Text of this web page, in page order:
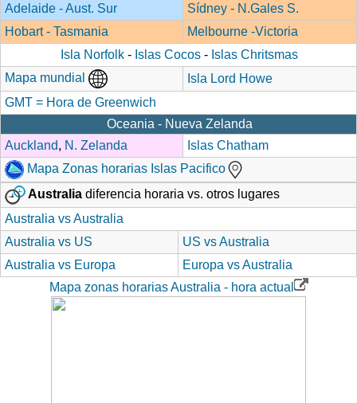
Adelaide - Aust. Sur
Sídney - N.Gales S.
Hobart - Tasmania
Melbourne -Victoria
Isla Norfolk - Islas Cocos - Islas Chritsmas
Mapa mundial
Isla Lord Howe
GMT = Hora de Greenwich
Oceania - Nueva Zelanda
Auckland, N. Zelanda
Islas Chatham
Mapa Zonas horarias Islas Pacifico
Australia diferencia horaria vs. otros lugares
Australia vs Australia
Australia vs US
US vs Australia
Australia vs Europa
Europa vs Australia
Mapa zonas horarias Australia - hora actual